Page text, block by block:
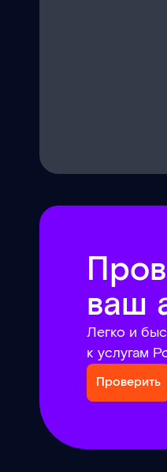
ваш
Легко и
к услугам
Проверить